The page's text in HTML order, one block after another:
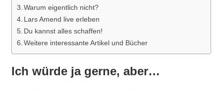
Warum eigentlich nicht?
Lars Amend live erleben
Du kannst alles schaffen!
Weitere interessante Artikel und Bücher
Ich würde ja gerne, aber…